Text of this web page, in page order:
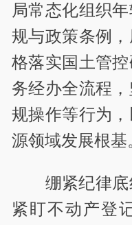
局常态化组织
规与政策条例
格落实国土管
务经办全流程
规操作等行为
源领域发展根基
绷紧纪律底
紧盯不动产登